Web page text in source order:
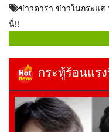
ข่าวดารา ข่าวในกระแส
นี่!!
กระทู้ร้อนแร